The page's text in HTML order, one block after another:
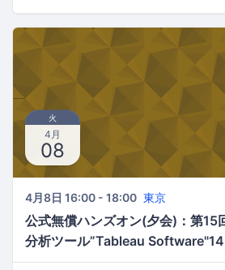
火
4月
08
4月8日 16:00 - 18:00 東京
公式無償ハンズオン(夕会)：第15
分析ツール”Tableau
ス付